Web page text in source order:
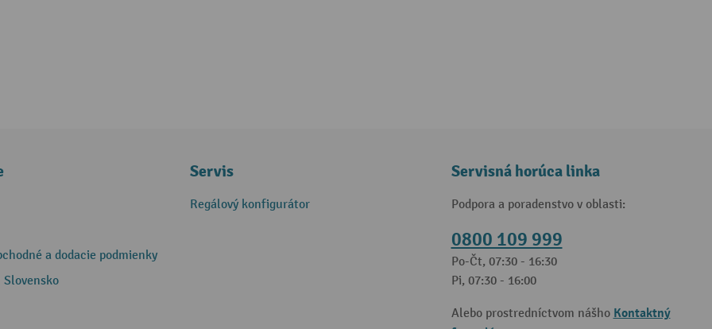
a dodacie podmienky
Servis
Regálový konfigurátor
Servisná horúca linka
Podpora a poradenstvo v oblasti:
0800 109 999
Po-Čt, 07:30 - 16:30
Pi, 07:30 - 16:00
Alebo prostredníctvom nášho Kontaktný